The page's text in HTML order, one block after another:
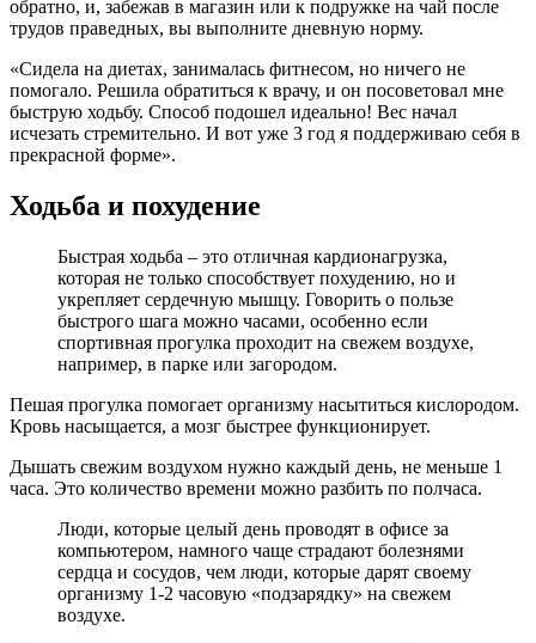
обратно, и, забежав в магазин или к подружке на чай после
трудов праведных, вы выполните дневную норму.
«Сидела на диетах, занималась фитнесом, но ничего не
помогало. Решила обратиться к врачу, и он посоветовал мне
быструю ходьбу. Способ подошел идеально! Вес начал
исчезать стремительно. И вот уже 3 год я поддерживаю себя в
прекрасной форме».
Ходьба и похудение
Быстрая ходьба – это отличная кардионагрузка,
которая не только способствует похудению, но и
укрепляет сердечную мышцу. Говорить о пользе
быстрого шага можно часами, особенно если
спортивная прогулка проходит на свежем воздухе,
например, в парке или загородом.
Пешая прогулка помогает организму насытиться кислородом.
Кровь насыщается, а мозг быстрее функционирует.
Дышать свежим воздухом нужно каждый день, не меньше 1
часа. Это количество времени можно разбить по полчаса.
Люди, которые целый день проводят в офисе за
компьютером, намного чаще страдают болезнями
сердца и сосудов, чем люди, которые дарят своему
организму 1-2 часовую «подзарядку» на свежем
воздухе.